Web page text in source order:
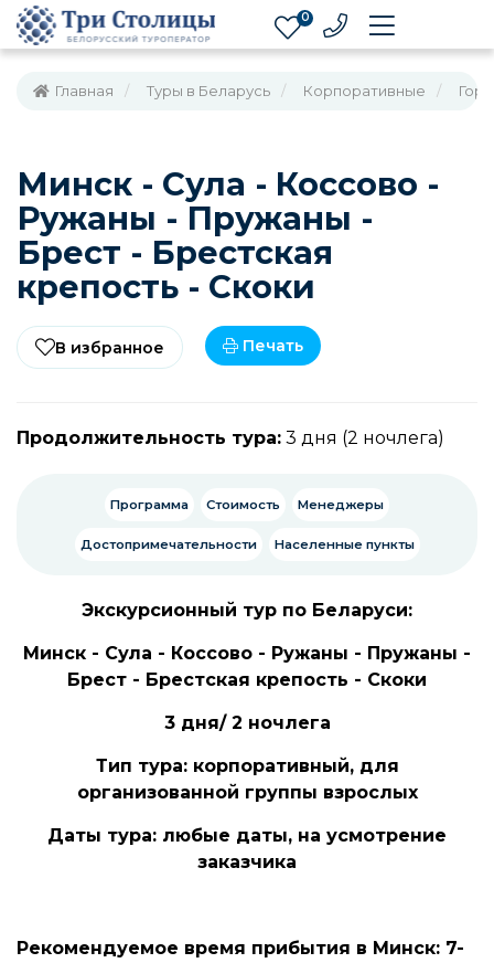
0
Главная Туры в Беларусь Корпоративные
Минск - Сула - Коссово -
Ружаны - Пружаны -
Брест - Брестская
крепость - Скоки
В избранное Печать
Продолжительность тура: 3 дня (2 ночлега)
Программа Стоимость Менеджеры
Достопримечательности Населенные пункты
Экскурсионный тур по Беларуси:
Минск - Сула - Коссово - Ружаны - Пружаны -
Брест - Брестская крепость - Скоки
3 дня/ 2 ночлега
Тип тура: корпоративный, для
организованной группы взрослых
Даты тура: любые даты, на усмотрение
заказчика
Рекомендуемое время прибытия в Минск: 7-